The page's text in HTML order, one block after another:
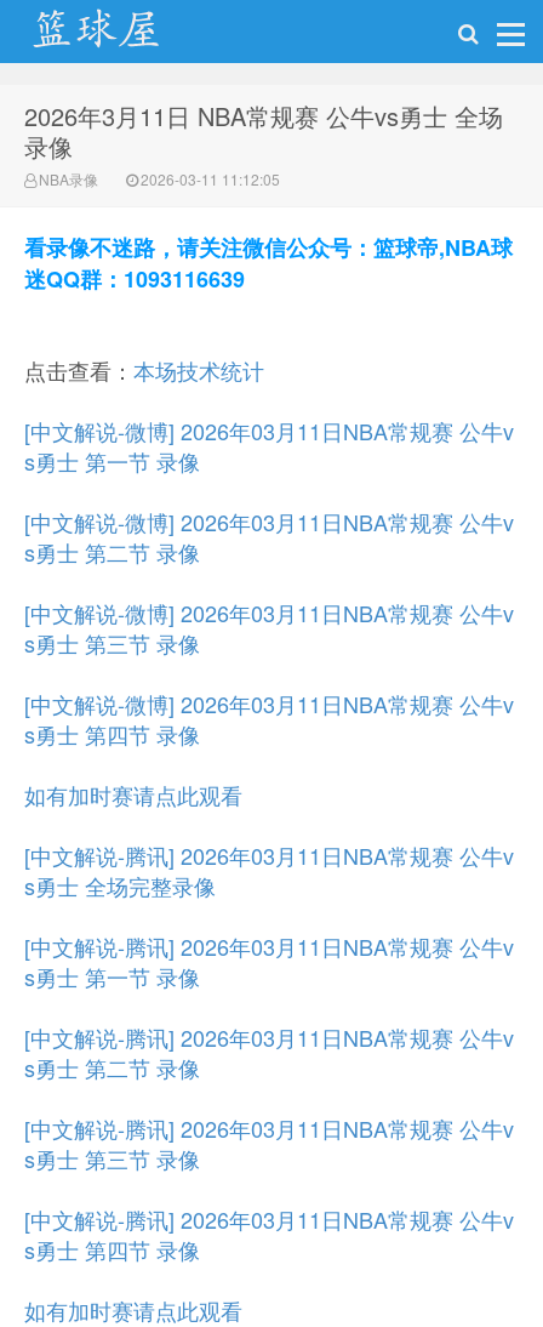
NBA录像网
2026年3月11日 NBA常规赛 公牛vs勇士 全场
录像
NBA录像 2026-03-11 11:12:05
看录像不迷路，请关注微信公众号：篮球帝,NBA球
迷QQ群：1093116639
点击查看： 本场技术统计
[中文解说-微博] 2026年03月11日NBA常规赛 公牛v
s勇士 第一节 录像
[中文解说-微博] 2026年03月11日NBA常规赛 公牛v
s勇士 第二节 录像
[中文解说-微博] 2026年03月11日NBA常规赛 公牛v
s勇士 第三节 录像
[中文解说-微博] 2026年03月11日NBA常规赛 公牛v
s勇士 第四节 录像
如有加时赛请点此观看
[中文解说-腾讯] 2026年03月11日NBA常规赛 公牛v
s勇士 全场完整录像
[中文解说-腾讯] 2026年03月11日NBA常规赛 公牛v
s勇士 第一节 录像
[中文解说-腾讯] 2026年03月11日NBA常规赛 公牛v
s勇士 第二节 录像
[中文解说-腾讯] 2026年03月11日NBA常规赛 公牛v
s勇士 第三节 录像
[中文解说-腾讯] 2026年03月11日NBA常规赛 公牛v
s勇士 第四节 录像
如有加时赛请点此观看